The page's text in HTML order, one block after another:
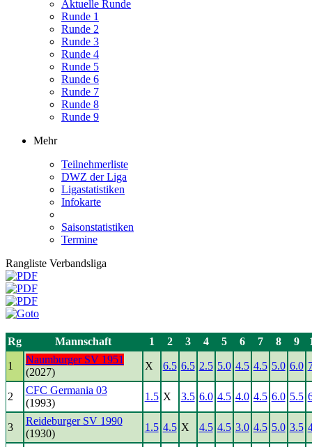
Aktuelle Runde
Runde 1
Runde 2
Runde 3
Runde 4
Runde 5
Runde 6
Runde 7
Runde 8
Runde 9
Mehr
Teilnehmerliste
DWZ der Liga
Ligastatistiken
Infokarte
Saisonstatistiken
Termine
Rangliste Verbandsliga
Rg Mannschaft 1 2 3 4 5 6 7 8 9
1
Naumburger SV 1951
(2027)
X 6.5 6.5 2.5 5.0 4.5 4.5 5.0 6.0
2
CFC Germania 03
(1993)
1.5 X 3.5 6.0 4.5 4.0 4.5 6.0 5.5
3
Reideburger SV 1990
(1930)
1.5 4.5 X 4.5 4.5 3.0 4.5 5.0 3.5